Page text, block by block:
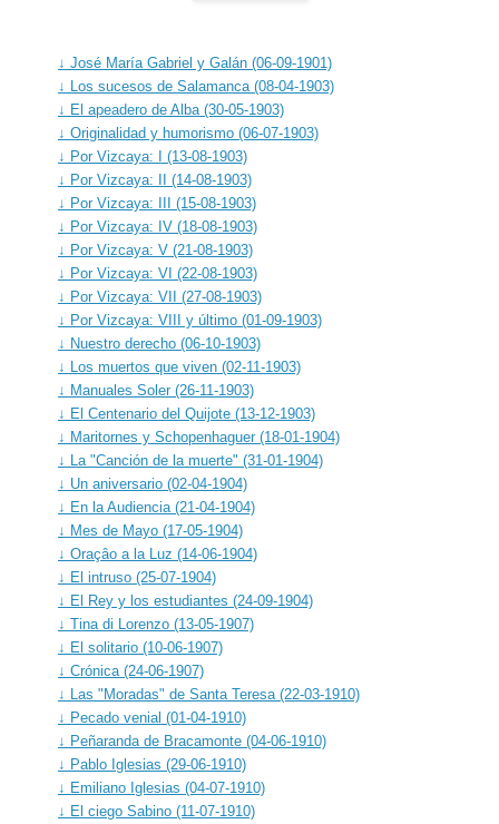
↓ José María Gabriel y Galán (06-09-1901)
↓ Los sucesos de Salamanca (08-04-1903)
↓ El apeadero de Alba (30-05-1903)
↓ Originalidad y humorismo (06-07-1903)
↓ Por Vizcaya: I (13-08-1903)
↓ Por Vizcaya: II (14-08-1903)
↓ Por Vizcaya: III (15-08-1903)
↓ Por Vizcaya: IV (18-08-1903)
↓ Por Vizcaya: V (21-08-1903)
↓ Por Vizcaya: VI (22-08-1903)
↓ Por Vizcaya: VII (27-08-1903)
↓ Por Vizcaya: VIII y último (01-09-1903)
↓ Nuestro derecho (06-10-1903)
↓ Los muertos que viven (02-11-1903)
↓ Manuales Soler (26-11-1903)
↓ El Centenario del Quijote (13-12-1903)
↓ Maritornes y Schopenhaguer (18-01-1904)
↓ La "Canción de la muerte" (31-01-1904)
↓ Un aniversario (02-04-1904)
↓ En la Audiencia (21-04-1904)
↓ Mes de Mayo (17-05-1904)
↓ Oraçâo a la Luz (14-06-1904)
↓ El intruso (25-07-1904)
↓ El Rey y los estudiantes (24-09-1904)
↓ Tina di Lorenzo (13-05-1907)
↓ El solitario (10-06-1907)
↓ Crónica (24-06-1907)
↓ Las "Moradas" de Santa Teresa (22-03-1910)
↓ Pecado venial (01-04-1910)
↓ Peñaranda de Bracamonte (04-06-1910)
↓ Pablo Iglesias (29-06-1910)
↓ Emiliano Iglesias (04-07-1910)
↓ El ciego Sabino (11-07-1910)